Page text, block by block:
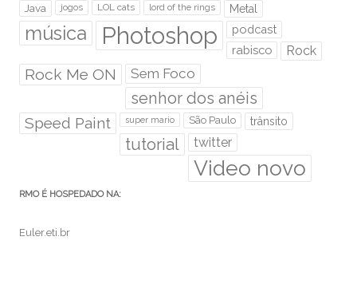
Java jogos LOL cats lord of the rings Metal
música Photoshop
podcast
rabisco
Rock
Rock Me ON Sem Foco
senhor dos anéis
Speed Paint super mario São Paulo trânsito
tutorial twitter
Video novo
RMO É HOSPEDADO NA:
Euler.eti.br